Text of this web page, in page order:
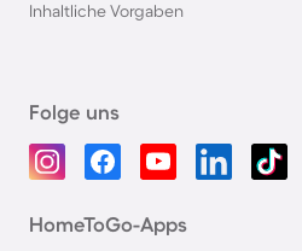
Inhaltliche Vorgaben
Folge uns
HomeToGo-Apps